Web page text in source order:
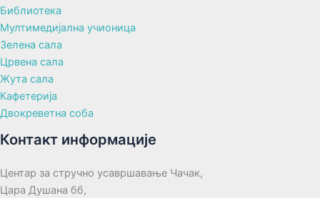
Библиотека
Мултимедијална учионица
Зелена сала
Црвена сала
Жута сала
Кафетерија
Двокреветна соба
Контакт информације
Центар за стручно усавршавање Чачак,
Цара Душана бб,